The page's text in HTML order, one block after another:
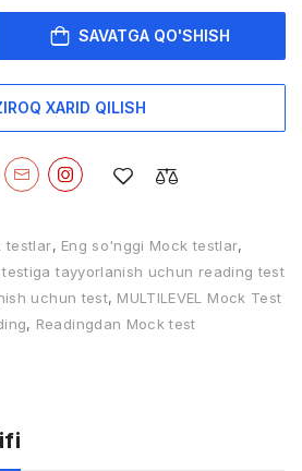
SAVATGA QO'SHISH
XARID QILISH
testlar, Eng so'nggi Mock testlar,
testiga tayyorlanish uchun reading test
uchun test, MULTILEVEL Mock Test
, Readingdan Mock test